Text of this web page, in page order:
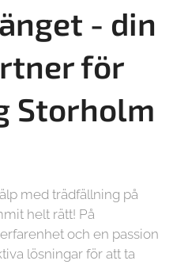
- din
för
Storholm
med trädfällning på
helt rätt! På
och en passion
lösningar för att ta